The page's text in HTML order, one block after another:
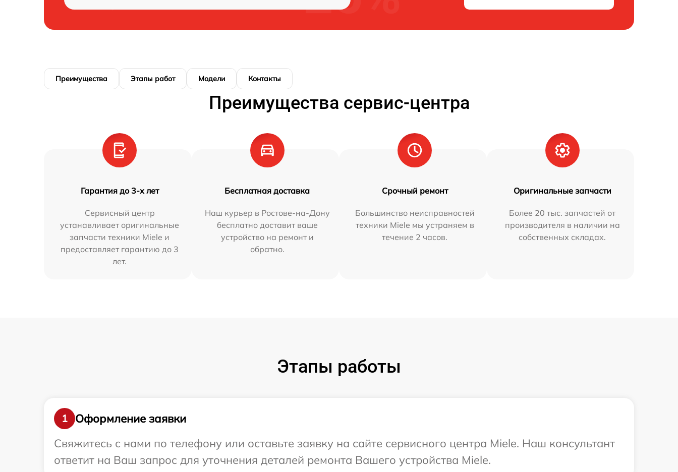
Преимущества Этапы работ Модели Контакты
Преимущества сервис-центра
Гарантия до 3-х лет
Сервисный центр
устанавливает оригинальные
запчасти техники Miele и
предоставляет гарантию до 3
лет.
Бесплатная доставка
Наш курьер в Ростове-на-Дону
бесплатно доставит ваше
устройство на ремонт и
обратно.
Срочный ремонт
Большинство неисправностей
техники Miele мы устраняем в
течение 2 часов.
Оригинальные запчасти
Более 20 тыс. запчастей от
производителя в наличии на
собственных складах.
Этапы работы
1
Оформление заявки
Свяжитесь с нами по телефону или оставьте заявку на сайте сервисного центра Miele. Наш консультант
ответит на Ваш запрос для уточнения деталей ремонта Вашего устройства Miele.